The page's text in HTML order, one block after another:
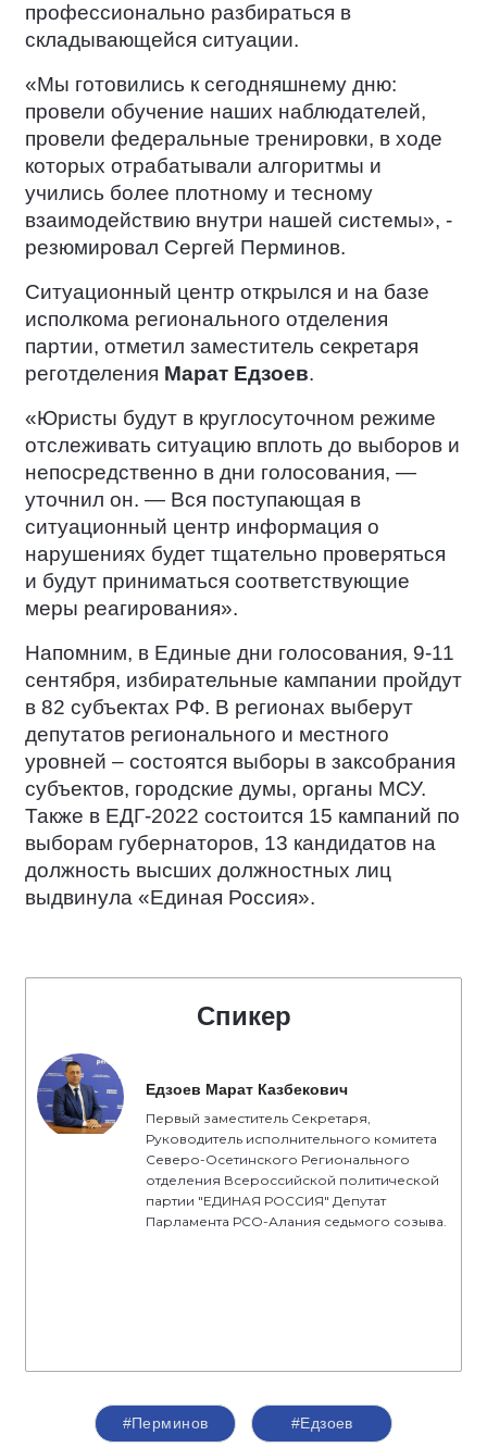
профессионально разбираться в
складывающейся ситуации.
«Мы готовились к сегодняшнему дню:
провели обучение наших наблюдателей,
провели федеральные тренировки, в ходе
которых отрабатывали алгоритмы и
учились более плотному и тесному
взаимодействию внутри нашей системы», -
резюмировал Сергей Перминов.
Ситуационный центр открылся и на базе
исполкома регионального отделения
партии, отметил заместитель секретаря
реготделения Марат Едзоев.
«Юристы будут в круглосуточном режиме
отслеживать ситуацию вплоть до выборов и
непосредственно в дни голосования, —
уточнил он. — Вся поступающая в
ситуационный центр информация о
нарушениях будет тщательно проверяться
и будут приниматься соответствующие
меры реагирования».
Напомним, в Единые дни голосования, 9-11
сентября, избирательные кампании пройдут
в 82 субъектах РФ. В регионах выберут
депутатов регионального и местного
уровней – состоятся выборы в заксобрания
субъектов, городские думы, органы МСУ.
Также в ЕДГ-2022 состоится 15 кампаний по
выборам губернаторов, 13 кандидатов на
должность высших должностных лиц
выдвинула «Единая Россия».
Спикер
Едзоев Марат Казбекович
Первый заместитель Секретаря,
Руководитель исполнительного комитета
Северо-Осетинского Регионального
отделения Всероссийской политической
партии "ЕДИНАЯ РОССИЯ" Депутат
Парламента РСО-Алания седьмого созыва.
#Перминов #Едзоев